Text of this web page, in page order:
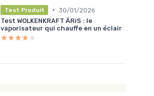
Test Produit • 30/01/2026
Test WOLKENKRAFT ÄRiS : le
vaporisateur qui chauffe en un éclair
★★★★★
★★★★★